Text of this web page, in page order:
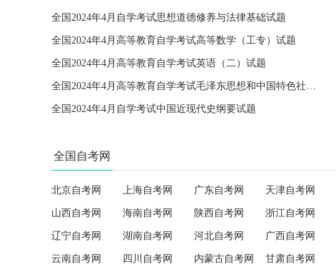
全国2024年4月自学考试思想道德修养与法律基础试题
全国2024年4月高等教育自学考试高等数学（工专）试题
全国2024年4月高等教育自学考试英语（二）试题
全国2024年4月高等教育自学考试毛泽东思想和中国特色社会主义理论体系概论试题
全国2024年4月自学考试中国近现代史纲要试题
全国自考网
北京自考网 上海自考网 广东自考网 天津自考网
山西自考网 海南自考网 陕西自考网 浙江自考网
辽宁自考网 湖南自考网 河北自考网 广西自考网
云南自考网 四川自考网 内蒙古自考网 甘肃自考网